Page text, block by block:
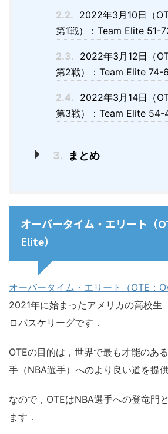
2.2. 2022年3月10日（
第1戦）：Team Elite 51-
2.3. 2022年3月12日（
第2戦）：Team Elite 74-
2.4. 2022年3月14日（
第3戦）：Team Elite 54-
3. まとめ
オーバータイム・エリート（
Elite）
オーバータイム・エリート（OTE：
2021年に始まったアメリカの高校生
ロバスケリーグです．
OTEの目的は，世界で最も才能のあ
手（NBA選手）へのより良い道を提
なので，OTEはNBA選手への登竜門
ます．